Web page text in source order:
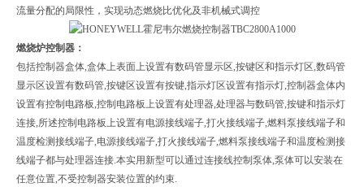
流量分配的局限性，实现动态燃烧比优化及非机械式调控
燃烧炉控制器：
包括控制器盒体,盒体上表面上设置有数码管显示区,按键区和指示灯区,数码管
显示区设置有数码管,按键区设置有按键,指示灯区设置有指示灯,控制器盒体内
设置有控制电路板,控制电路板上设置有处理器,处理器与数码管,按键和指示灯
连接,所述控制电路板上设置有电源接线端子,打火接线端子,燃料泵接线端子和
温度检测接线端子,电源接线端子,打火接线端子,燃料泵接线端子和温度检测接
线端子都与处理器连接.本实用新型可以通过连接线控制泵体,泵体可以安装在
任意位置,不受控制器安装位置的约束.